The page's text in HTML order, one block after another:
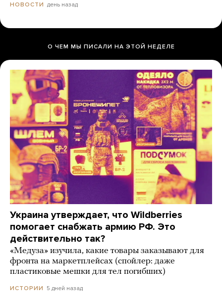
НОВОСТИ день назад
О ЧЕМ МЫ ПИСАЛИ НА ЭТОЙ НЕДЕЛЕ
Украина утверждает, что Wildberries
помогает снабжать армию РФ. Это
действительно так?
«Медуза» изучила, какие товары заказывают для
фронта на маркетплейсах (спойлер: даже
пластиковые мешки для тел погибших)
ИСТОРИИ 5 дней назад